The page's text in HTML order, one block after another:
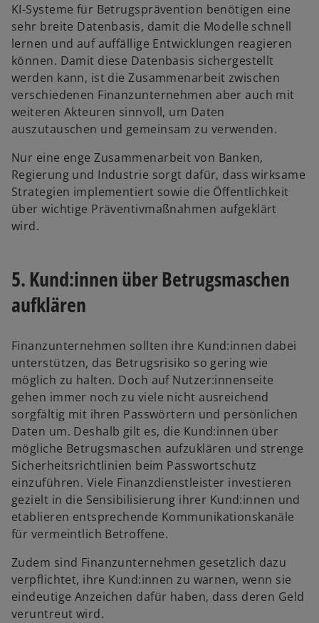
t
e
g
e
ö
f
f
n
t
KI-Systeme für Betrugsprävention benötigen eine
sehr breite Datenbasis, damit die Modelle schnell
lernen und auf auffällige Entwicklungen reagieren
können. Damit diese Datenbasis sichergestellt
werden kann, ist die Zusammenarbeit zwischen
verschiedenen Finanzunternehmen aber auch mit
weiteren Akteuren sinnvoll, um Daten
auszutauschen und gemeinsam zu verwenden.
Nur eine enge Zusammenarbeit von Banken,
Regierung und Industrie sorgt dafür, dass wirksame
Strategien implementiert sowie die Öffentlichkeit
über wichtige Präventivmaßnahmen aufgeklärt
wird.
5. Kund:innen über Betrugsmaschen
aufklären
Finanzunternehmen sollten ihre Kund:innen dabei
unterstützen, das Betrugsrisiko so gering wie
möglich zu halten. Doch auf Nutzer:innenseite
gehen immer noch zu viele nicht ausreichend
sorgfältig mit ihren Passwörtern und persönlichen
Daten um. Deshalb gilt es, die Kund:innen über
mögliche Betrugsmaschen aufzuklären und strenge
Sicherheitsrichtlinien beim Passwortschutz
einzuführen. Viele Finanzdienstleister investieren
gezielt in die Sensibilisierung ihrer Kund:innen und
etablieren entsprechende Kommunikationskanäle
für vermeintlich Betroffene.
Zudem sind Finanzunternehmen gesetzlich dazu
verpflichtet, ihre Kund:innen zu warnen, wenn sie
eindeutige Anzeichen dafür haben, dass deren Geld
veruntreut wird.